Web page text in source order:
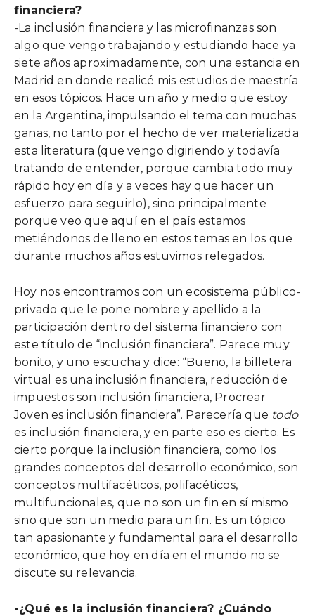
financiera?
-La inclusión financiera y las microfinanzas son
algo que vengo trabajando y estudiando hace ya
siete años aproximadamente, con una estancia en
Madrid en donde realicé mis estudios de maestría
en esos tópicos. Hace un año y medio que estoy
en la Argentina, impulsando el tema con muchas
ganas, no tanto por el hecho de ver materializada
esta literatura (que vengo digiriendo y todavía
tratando de entender, porque cambia todo muy
rápido hoy en día y a veces hay que hacer un
esfuerzo para seguirlo), sino principalmente
porque veo que aquí en el país estamos
metiéndonos de lleno en estos temas en los que
durante muchos años estuvimos relegados.
Hoy nos encontramos con un ecosistema público-
privado que le pone nombre y apellido a la
participación dentro del sistema financiero con
este título de “inclusión financiera”. Parece muy
bonito, y uno escucha y dice: “Bueno, la billetera
virtual es una inclusión financiera, reducción de
impuestos son inclusión financiera, Procrear
Joven es inclusión financiera”. Parecería que todo
es inclusión financiera, y en parte eso es cierto. Es
cierto porque la inclusión financiera, como los
grandes conceptos del desarrollo económico, son
conceptos multifacéticos, polifacéticos,
multifuncionales, que no son un fin en sí mismo
sino que son un medio para un fin. Es un tópico
tan apasionante y fundamental para el desarrollo
económico, que hoy en día en el mundo no se
discute su relevancia.
-¿Qué es la inclusión financiera? ¿Cuándo